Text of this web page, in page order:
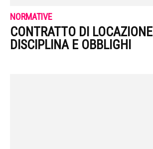
NORMATIVE
CONTRATTO DI LOCAZIONE |
DISCIPLINA E OBBLIGHI